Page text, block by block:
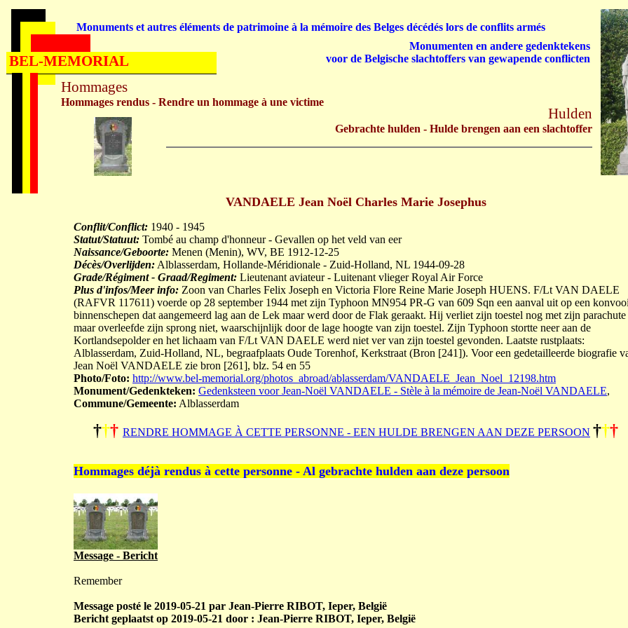
VANDAELE Jean Noël Charles Marie Josephus
Conflit/Conflict: 1940 - 1945
Statut/Statuut: Tombé au champ d'honneur - Gevallen op het veld van eer
Naissance/Geboorte: Menen (Menin), WV, BE 1912-12-25
Décès/Overlijden: Alblasserdam, Hollande-Méridionale - Zuid-Holland, NL 1944-09-28
Grade/Régiment - Graad/Regiment: Lieutenant aviateur - Luitenant vlieger Royal Air Force
Plus d'infos/Meer info: Zoon van Charles Felix Joseph en Victoria Flore Reine Marie Joseph HUENS. F/Lt VAN DAELE
(RAFVR 117611) voerde op 28 september 1944 met zijn Typhoon MN954 PR-G van 609 Sqn een aanval uit op een
binnenschepen dat aangemeerd lag aan de Lek maar werd door de Flak geraakt. Hij verliet zijn toestel nog met zijn parachute
maar overleefde zijn sprong niet, waarschijnlijk door de lage hoogte van zijn toestel. Zijn Typhoon stortte neer aan de
Kortlandsepolder en het lichaam van F/Lt VAN DAELE werd niet ver van zijn toestel gevonden. Laatste rustplaats:
Alblasserdam, Zuid-Holland, NL, begraafplaats Oude Torenhof, Kerkstraat (Bron [241]). Voor een gedetailleerde biografie
Jean Noël VANDAELE zie bron [261], blz. 54 en 55
Photo/Foto: http://www.bel-memorial.org/photos_abroad/ablasserdam/VANDAELE_Jean_Noel_12198.htm
Monument/Gedenkteken: Gedenksteen voor Jean-Noël VANDAELE - Stèle à la mémoire de Jean-Noël VANDAELE,
Commune/Gemeente: Alblasserdam
††† RENDRE HOMMAGE À CETTE PERSONNE - EEN HULDE BRENGEN AAN DEZE PERSOON †††
Hommages déjà rendus à cette personne - Al gebrachte hulden aan deze persoon
Message - Bericht
Remember
Message posté le 2019-05-21 par Jean-Pierre RIBOT, Ieper, België
Bericht geplaatst op 2019-05-21 door : Jean-Pierre RIBOT, Ieper, België
Hommages
Hommages rendus - Rendre un hommage à une victime
Hulden
Gebrachte hulden - Hulde brengen aan een slachtoffer
Monuments et autres éléments de patrimoine à la mémoire des Belges décédés lors de conflits armés
Monumenten en andere gedenktekens
voor de Belgische slachtoffers van gewapende conflicten
BEL-MEMORIAL